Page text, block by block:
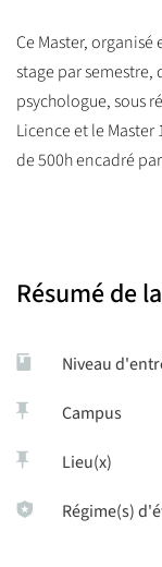
professionnelle du
extrêmement large
Ce Master, organisé
stage par
psychologue, sous
Licence et le
de 500h encadré
Résumé de
Niveau
Campus
Lieu(x)
Régime(s)